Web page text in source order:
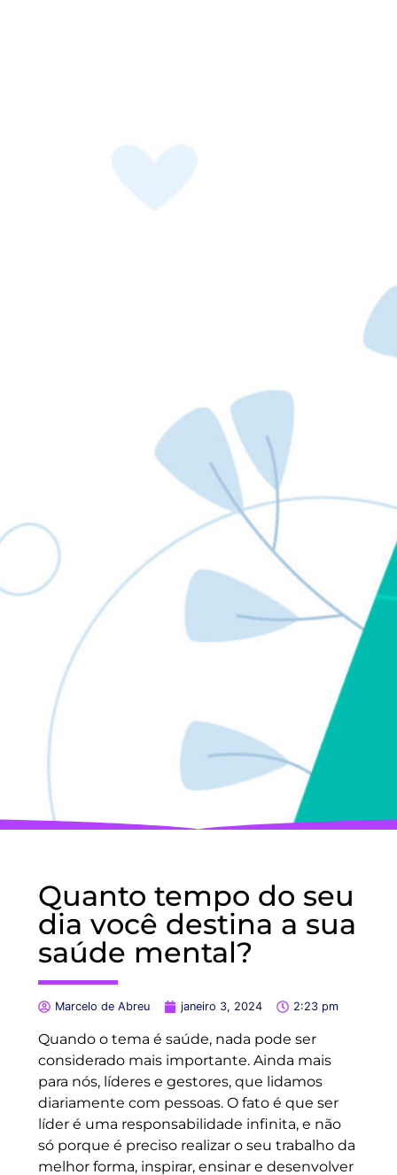
Quanto tempo do seu
dia você destina a sua
saúde mental?
Marcelo de Abreu janeiro 3, 2024 2:23 pm
Quando o tema é saúde, nada pode ser
considerado mais importante. Ainda mais
para nós, líderes e gestores, que lidamos
diariamente com pessoas. O fato é que ser
líder é uma responsabilidade infinita, e não
só porque é preciso realizar o seu trabalho da
melhor forma, inspirar, ensinar e desenvolver